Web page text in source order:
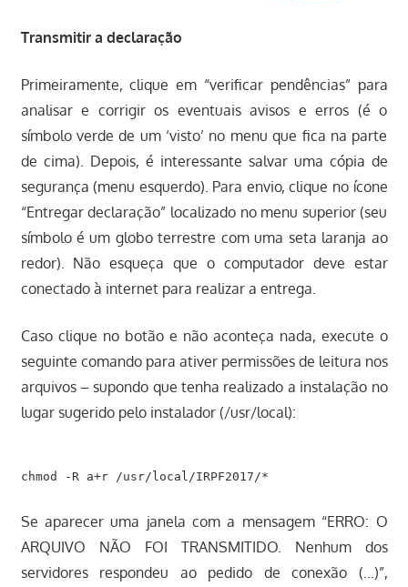
Transmitir a declaração
Primeiramente, clique em “verificar pendências” para
analisar e corrigir os eventuais avisos e erros (é o
símbolo verde de um ‘visto’ no menu que fica na parte
de cima). Depois, é interessante salvar uma cópia de
segurança (menu esquerdo). Para envio, clique no ícone
“Entregar declaração” localizado no menu superior (seu
símbolo é um globo terrestre com uma seta laranja ao
redor). Não esqueça que o computador deve estar
conectado à internet para realizar a entrega.
Caso clique no botão e não aconteça nada, execute o
seguinte comando para ativer permissões de leitura nos
arquivos – supondo que tenha realizado a instalação no
lugar sugerido pelo instalador (/usr/local):
Se aparecer uma janela com a mensagem “ERRO: O
ARQUIVO NÃO FOI TRANSMITIDO. Nenhum dos
servidores respondeu ao pedido de conexão (…)”,